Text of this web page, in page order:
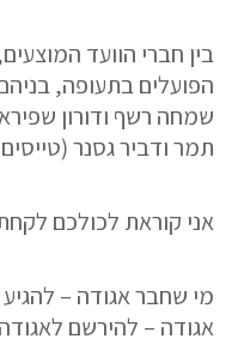
בין חברי הוועד
הפועלים בתעופה,
שמחה רשף ודורון
תמר ודביר גסנר
אני קוראת לכולכם
מי שחבר אגודה –
אגודה – להירשם